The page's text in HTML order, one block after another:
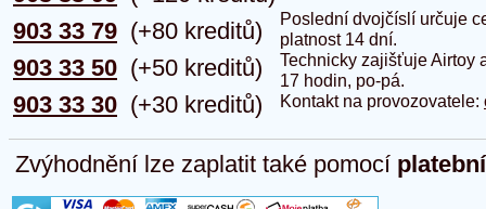
903 33 79
903 33 50
903 33 30
(+80 kreditů)
(+50 kreditů)
(+30 kreditů)
Poslední dvojčíslí určuje
platnost 14 dní.
Technicky zajišťuje Airtoy
17 hodin, po-pá.
Kontakt na provozovatele:
Zvýhodnění lze zaplatit také pomocí